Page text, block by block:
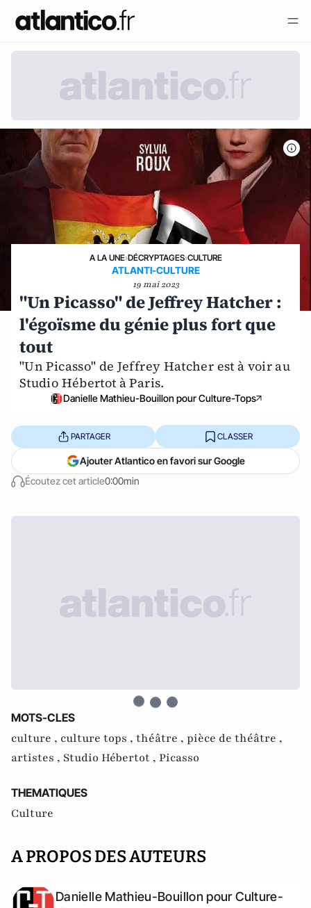
A LA UNE›DÉCRYPTAGES›CULTURE
ATLANTI-CULTURE
19 mai 2023
"Un Picasso" de Jeffrey Hatcher :
l'égoïsme du génie plus fort que
tout
"Un Picasso" de Jeffrey Hatcher est à voir au
Studio Hébertot à Paris.
Danielle Mathieu-Bouillon pour Culture-Tops
Écoutez cet article0:00min
PARTAGER CLASSER
Ajouter Atlantico en favori sur Google
MOTS-CLES
culture , culture tops , théâtre , pièce de théâtre ,
artistes , Studio Hébertot , Picasso
THEMATIQUES
Culture
A PROPOS DES AUTEURS
Danielle Mathieu-Bouillon pour Culture-